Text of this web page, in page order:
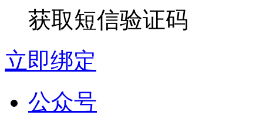
获取短信验证码
立即绑定
公众号